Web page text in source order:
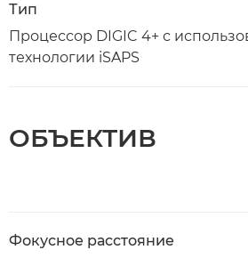
Тип
Процессор DIGIC 4+ с
технологии iSAPS
ОБЪЕКТИВ
Фокусное расстояние